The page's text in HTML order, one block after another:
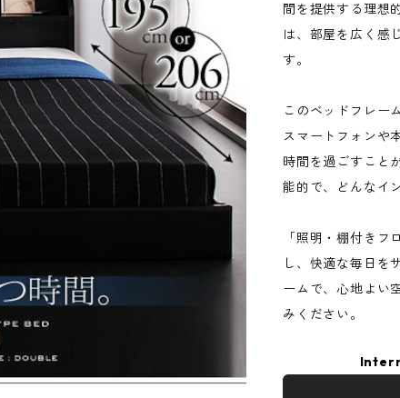
間を提供する理想
は、部屋を広く感
す。
このベッドフレー
スマートフォンや
時間を過ごすこと
能的で、どんなイ
「照明・棚付き
し、快適な毎日を
ームで、心地よい
みください。